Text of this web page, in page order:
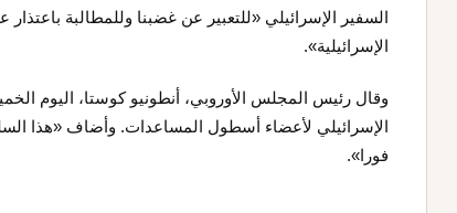
السفير الإسرائيلي «للتعبير عن غضبنا وللمطالبة
الإسرائيلية».
وقال رئيس المجلس الأوروبي، أنطونيو كوستا، اليوم
الإسرائيلي لأعضاء أسطول المساعدات. وأضاف «هذا
فورا».